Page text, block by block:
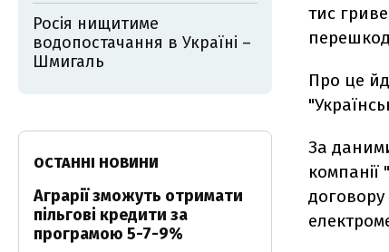
тис
Про це
За
договору
Росія нищитиме
водопостачання в Україні –
Шмигаль
ОСТАННІ НОВИНИ
Аграрії зможуть отримати
пільгові кредити за
програмою 5-7-9%